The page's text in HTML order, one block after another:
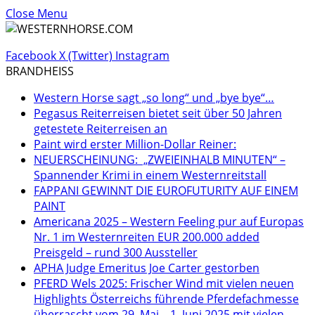
Close Menu
FacebookX (Twitter) Instagram
BRANDHEISS
Western Horse sagt „so long“ und „bye bye“…
Pegasus Reiterreisen bietet seit über 50 Jahren
getestete Reiterreisen an
Paint wird erster Million-Dollar Reiner:
NEUERSCHEINUNG: „ZWEIEINHALB MINUTEN“ –
Spannender Krimi in einem Westernreitstall
FAPPANI GEWINNT DIE EUROFUTURITY AUF EINEM
PAINT
Americana 2025 – Western Feeling pur auf Europas
Nr. 1 im Westernreiten EUR 200.000 added
Preisgeld – rund 300 Aussteller
APHA Judge Emeritus Joe Carter gestorben
PFERD Wels 2025: Frischer Wind mit vielen neuen
Highlights Österreichs führende Pferdefachmesse